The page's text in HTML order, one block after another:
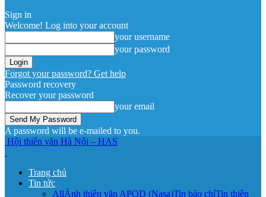
Sign in
Welcome! Log into your account
your username
your password
Forgot your password? Get help
Password recovery
Recover your password
your email
A password will be e-mailed to you.
Hội thiên văn Hà Nội – HAS
Trang chủ
Tin tức
AllẢnh thiên văn APOD (Nasa)Tin báo chíTin thiên